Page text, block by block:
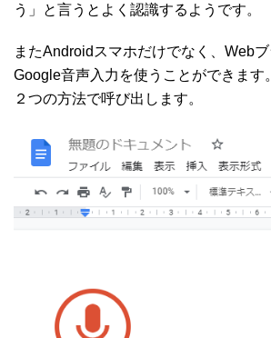
う」と言うとよく認識するようです。
またAndroidスマホだけでなく、Web
Google音声入力を使うことができます
２つの方法で呼び出します。